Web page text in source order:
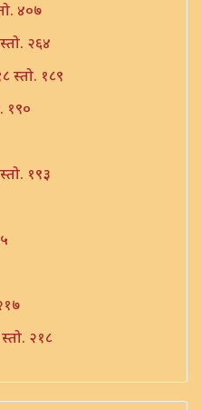
४०७
२६४
स्तो. १८९
१९०
१९३
२१८
६१८ स्तो. १९६